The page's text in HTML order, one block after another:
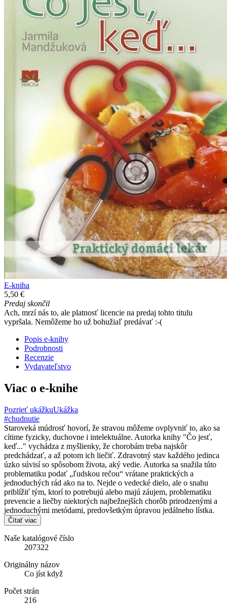
E-kniha
5,50 €
Predaj skončil
Ach, mrzí nás to, ale platnosť licencie na predaj tohto titulu
vypršala. Nemôžeme ho už bohužiaľ predávať :-(
Popis e-knihy
Podrobnosti
Recenzie
Vydavateľstvo
Viac o e-knihe
Pozrieť ukážkuUkážka
#chudnutie
Staroveká múdrosť hovorí, že stravou môžeme ovplyvniť to, ako sa
cítime fyzicky, duchovne i intelektuálne. Autorka knihy "Čo jesť,
keď..." vychádza z myšlienky, že chorobám treba najskôr
predchádzať, a až potom ich liečiť. Zdravotný stav každého jedinca
úzko súvisí so spôsobom života, aký vedie. Autorka sa snažila túto
problematiku podať „ľudskou rečou“ vrátane praktických a
jednoduchých rád ako na to. Nejde o vedecké dielo, ale o snahu
priblížiť tým, ktorí to potrebujú alebo majú záujem, problematiku
prevencie a liečby niektorých najbežnejších chorôb prirodzenými a
jednoduchými metódami, predovšetkým úpravou jedálneho lístka.
Čítať viac
Naše katalógové číslo
207322
Originálny názov
Co jíst když
Počet strán
216